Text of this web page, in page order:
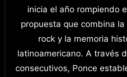
inicia el año rompiendo
propuesta que combina
rock y la memoria
latinoamericano. A través
consecutivos, Ponce